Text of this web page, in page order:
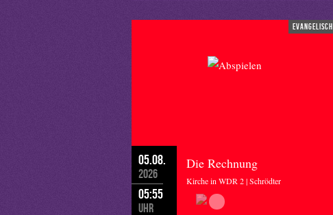
Aber was heißt schon glauben?
Nach dieser Geschichte:
unterstellen – heißt: sowohl, als auch.
Das reicht.
evangelisch
05.08.
2026
05:55
Uhr
Die Rechnung
Kirche in WDR 2 | Schrödter